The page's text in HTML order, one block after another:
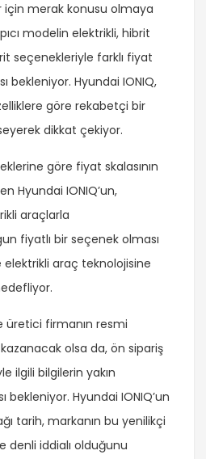
için merak konusu olmaya
modelin elektrikli, hibrit
seçenekleriyle farklı fiyat
bekleniyor. Hyundai IONIQ,
göre rekabetçi bir
dikkat çekiyor.
göre fiyat skalasının
Hyundai IONIQ’un,
araçlarla
fiyatlı bir seçenek olması
elektrikli araç teknolojisine
üretici firmanın resmi
olsa da, ön sipariş
ilgili bilgilerin yakın
bekleniyor. Hyundai IONIQ’un
tarih, markanın bu yenilikçi
iddialı olduğunu